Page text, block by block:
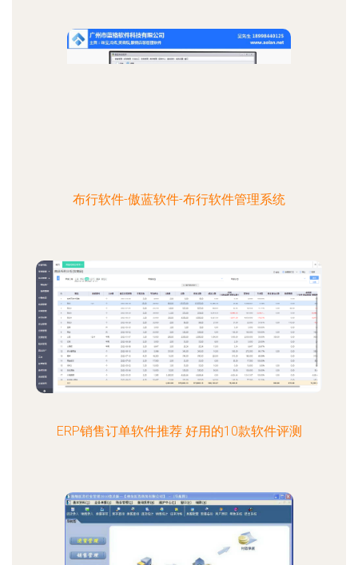
布行软件-傲蓝软件-布行软件管理系统
ERP销售订单软件推荐 好用的10款软件评测